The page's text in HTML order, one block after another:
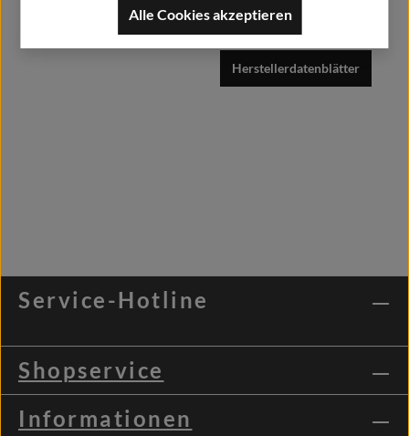
info@alfashirt.de
Herstellerdatenblätter
Service-Hotline
Shopservice
Informationen
Alle Cookies akzeptieren